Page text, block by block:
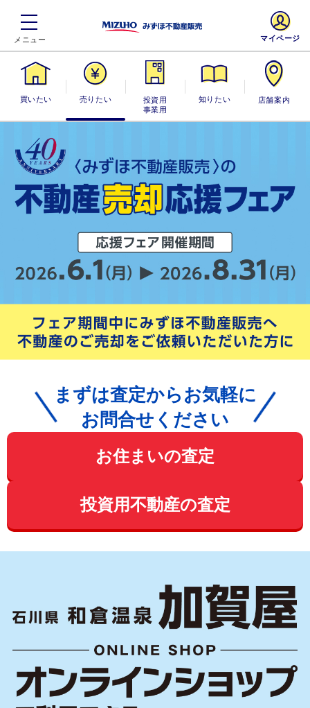
買いたい 売りたい
投資用・事業
用
知りたい 店舗案内
マイページ
まずは査定からお気軽に
お問合せください
お住まいの査定
投資用不動産の査定